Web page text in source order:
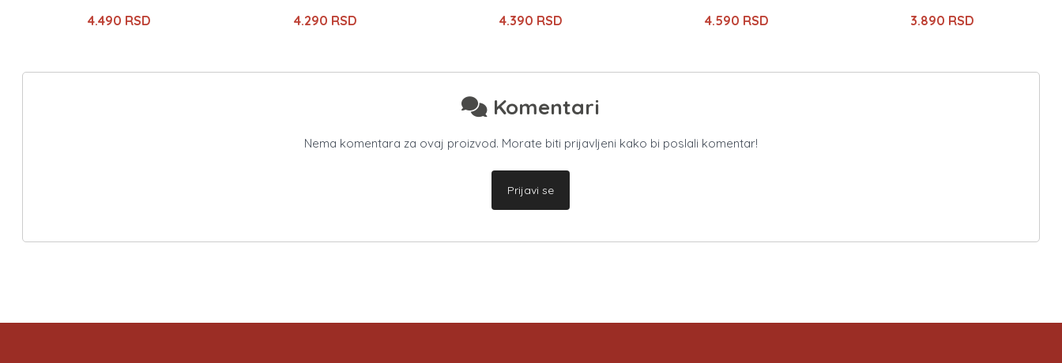
4.490 RSD 4.290 RSD 4.390 RSD 4.590 RSD 3.890 RSD
Komentari
Nema komentara za ovaj proizvod. Morate biti prijavljeni kako bi poslali komentar!
Prijavi se